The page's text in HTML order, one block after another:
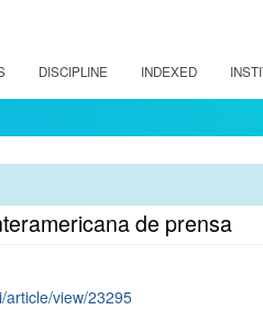
DISCIPLINE INDEXED
de prensa
article/view/23295